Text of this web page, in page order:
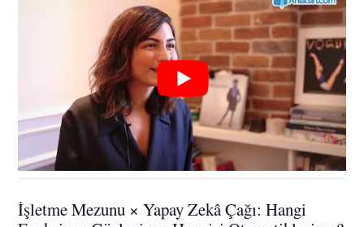
İşletme Mezunu × Yapay Zekâ Çağı: Hangi